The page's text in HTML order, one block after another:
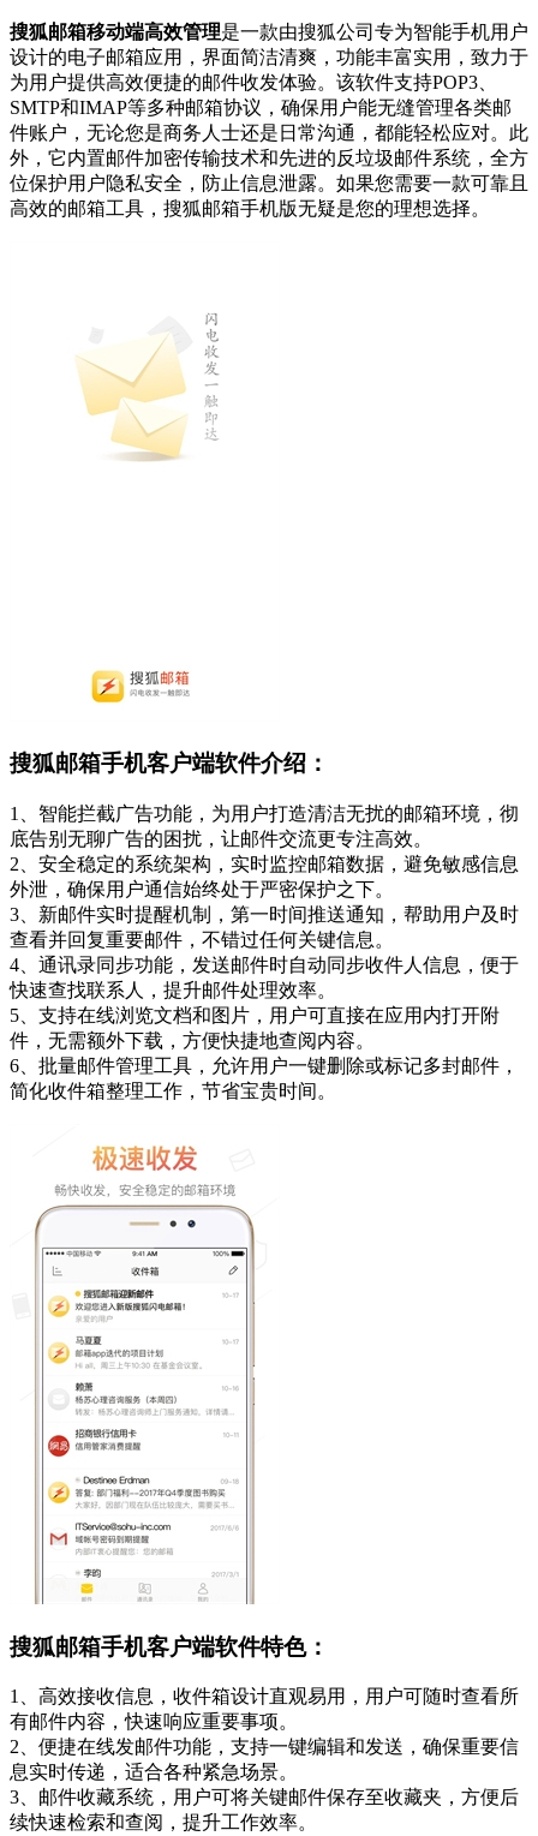
搜狐邮箱移动端高效管理是一款由搜狐公司专为智能手机用户
设计的电子邮箱应用，界面简洁清爽，功能丰富实用，致力于
为用户提供高效便捷的邮件收发体验。该软件支持POP3、
SMTP和IMAP等多种邮箱协议，确保用户能无缝管理各类邮
件账户，无论您是商务人士还是日常沟通，都能轻松应对。此
外，它内置邮件加密传输技术和先进的反垃圾邮件系统，全方
位保护用户隐私安全，防止信息泄露。如果您需要一款可靠且
高效的邮箱工具，搜狐邮箱手机版无疑是您的理想选择。
搜狐邮箱手机客户端软件介绍：
1、智能拦截广告功能，为用户打造清洁无扰的邮箱环境，彻
底告别无聊广告的困扰，让邮件交流更专注高效。
2、安全稳定的系统架构，实时监控邮箱数据，避免敏感信息
外泄，确保用户通信始终处于严密保护之下。
3、新邮件实时提醒机制，第一时间推送通知，帮助用户及时
查看并回复重要邮件，不错过任何关键信息。
4、通讯录同步功能，发送邮件时自动同步收件人信息，便于
快速查找联系人，提升邮件处理效率。
5、支持在线浏览文档和图片，用户可直接在应用内打开附
件，无需额外下载，方便快捷地查阅内容。
6、批量邮件管理工具，允许用户一键删除或标记多封邮件，
简化收件箱整理工作，节省宝贵时间。
搜狐邮箱手机客户端软件特色：
1、高效接收信息，收件箱设计直观易用，用户可随时查看所
有邮件内容，快速响应重要事项。
2、便捷在线发邮件功能，支持一键编辑和发送，确保重要信
息实时传递，适合各种紧急场景。
3、邮件收藏系统，用户可将关键邮件保存至收藏夹，方便后
续快速检索和查阅，提升工作效率。